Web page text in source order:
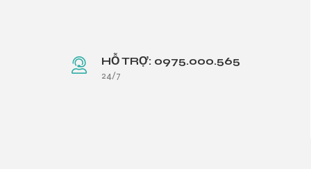
HỖ TRỢ: 0975.000.565
24/7